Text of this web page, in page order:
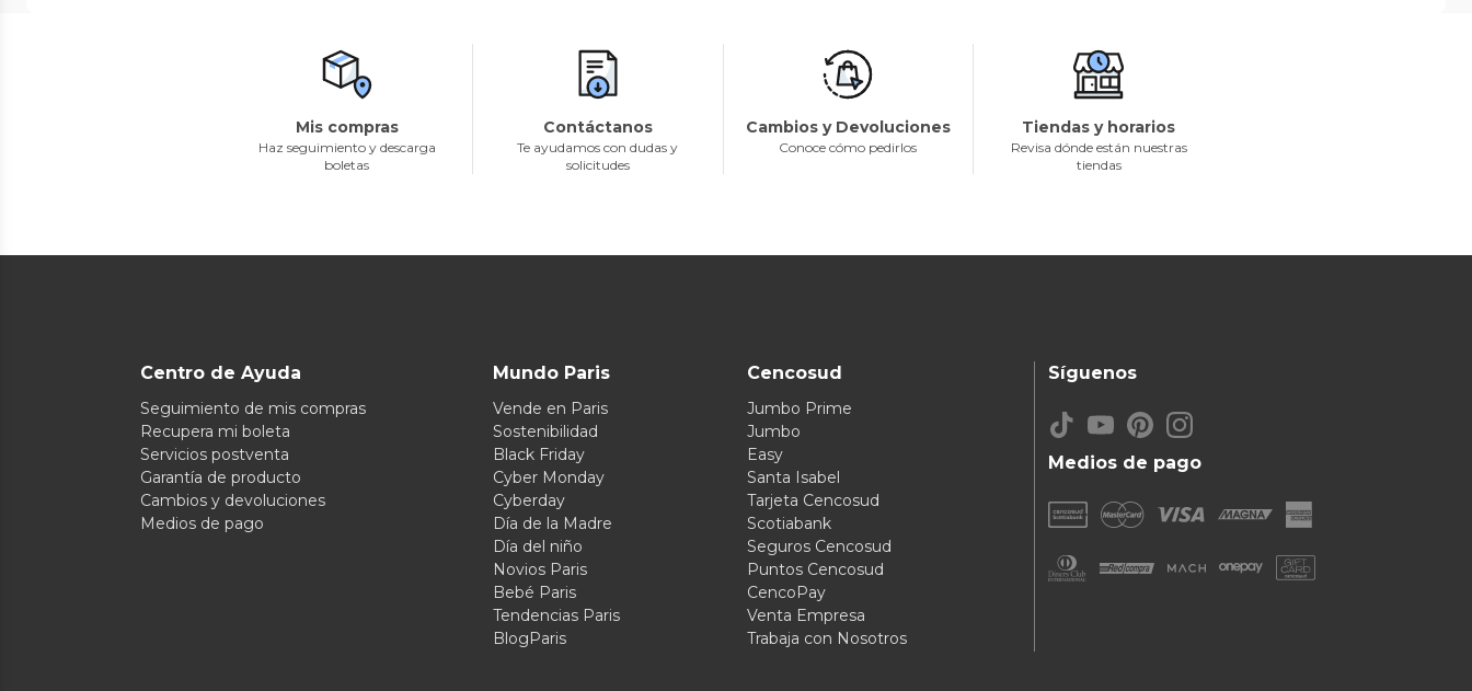
Mis compras
Haz seguimiento y descarga
boletas
Contáctanos
Te ayudamos con dudas y
solicitudes
Cambios y Devoluciones
Conoce cómo pedirlos
Tiendas y horarios
Revisa dónde están nuestras
tiendas
Centro de Ayuda
Seguimiento de mis compras
Recupera mi boleta
Servicios postventa
Garantía de producto
Cambios y devoluciones
Medios de pago
Mundo Paris
Vende en Paris
Sostenibilidad
Black Friday
Cyber Monday
Cyberday
Día de la Madre
Día del niño
Novios Paris
Bebé Paris
Tendencias Paris
BlogParis
Cencosud
Jumbo Prime
Jumbo
Easy
Santa Isabel
Tarjeta Cencosud
Scotiabank
Seguros Cencosud
Puntos Cencosud
CencoPay
Venta Empresa
Trabaja con Nosotros
Medios de pago
Síguenos